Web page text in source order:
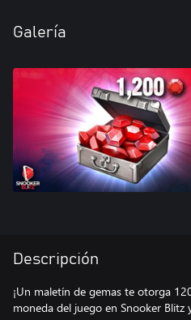
Galería
Descripción
¡Un maletín de gemas te otorga
moneda del juego en Snooker Blitz